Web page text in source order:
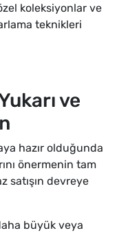
koleksiyonlar ve
teknikleri
ve
hazır olduğunda
önermenin tam
satışın devreye
büyük veya